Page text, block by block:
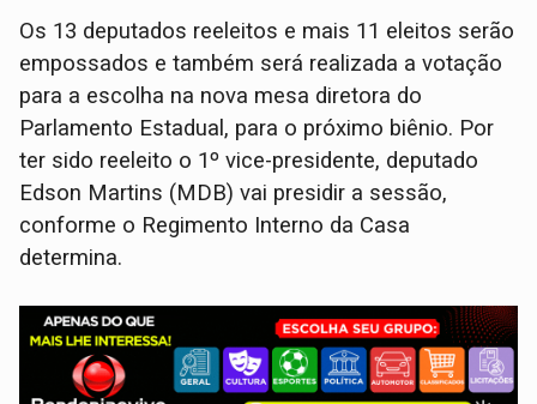
Os 13 deputados reeleitos e mais 11 eleitos serão
empossados e também será realizada a votação
para a escolha na nova mesa diretora do
Parlamento Estadual, para o próximo biênio. Por
ter sido reeleito o 1º vice-presidente, deputado
Edson Martins (MDB) vai presidir a sessão,
conforme o Regimento Interno da Casa
determina.